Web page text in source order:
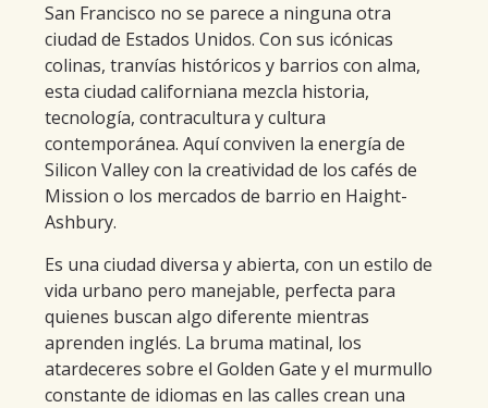
San Francisco no se parece a ninguna otra
ciudad de Estados Unidos. Con sus icónicas
colinas, tranvías históricos y barrios con alma,
esta ciudad californiana mezcla historia,
tecnología, contracultura y cultura
contemporánea. Aquí conviven la energía de
Silicon Valley con la creatividad de los cafés de
Mission o los mercados de barrio en Haight-
Ashbury.
Es una ciudad diversa y abierta, con un estilo de
vida urbano pero manejable, perfecta para
quienes buscan algo diferente mientras
aprenden inglés. La bruma matinal, los
atardeceres sobre el Golden Gate y el murmullo
constante de idiomas en las calles crean una